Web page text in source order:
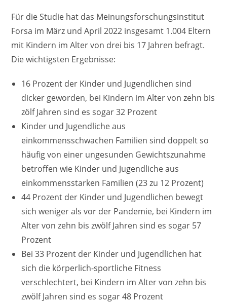
Für die Studie hat das Meinungsforschungsinstitut
Forsa im März und April 2022 insgesamt 1.004 Eltern
mit Kindern im Alter von drei bis 17 Jahren befragt.
Die wichtigsten Ergebnisse:
16 Prozent der Kinder und Jugendlichen sind
dicker geworden, bei Kindern im Alter von zehn bis
zölf Jahren sind es sogar 32 Prozent
Kinder und Jugendliche aus
einkommensschwachen Familien sind doppelt so
häufig von einer ungesunden Gewichtszunahme
betroffen wie Kinder und Jugendliche aus
einkommensstarken Familien (23 zu 12 Prozent)
44 Prozent der Kinder und Jugendlichen bewegt
sich weniger als vor der Pandemie, bei Kindern im
Alter von zehn bis zwölf Jahren sind es sogar 57
Prozent
Bei 33 Prozent der Kinder und Jugendlichen hat
sich die körperlich-sportliche Fitness
verschlechtert, bei Kindern im Alter von zehn bis
zwölf Jahren sind es sogar 48 Prozent